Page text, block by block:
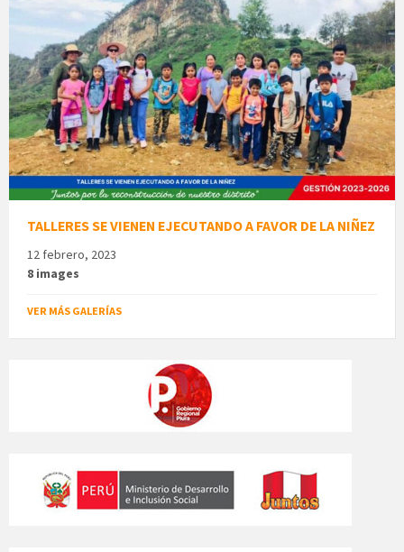
TALLERES SE VIENEN EJECUTANDO A FAVOR DE LA NIÑEZ
12 febrero, 2023
8 images
VER MÁS GALERÍAS